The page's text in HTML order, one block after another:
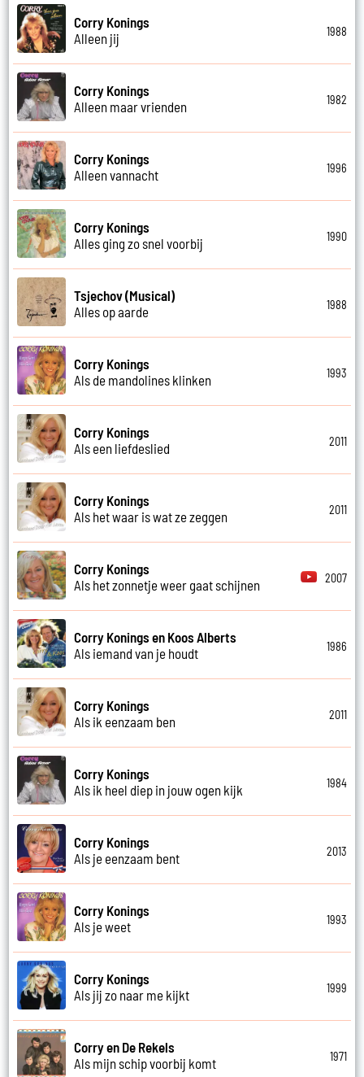
Corry Konings
Alleen jij
1988
Corry Konings
Alleen maar vrienden
1982
Corry Konings
Alleen vannacht
1996
Corry Konings
Alles ging zo snel voorbij
1990
Tsjechov (Musical)
Alles op aarde
1988
Corry Konings
Als de mandolines klinken
1993
Corry Konings
Als een liefdeslied
2011
Corry Konings
Als het waar is wat ze zeggen
2011
Corry Konings
Als het zonnetje weer gaat schijnen
2007
Corry Konings en Koos Alberts
Als iemand van je houdt
1986
Corry Konings
Als ik eenzaam ben
2011
Corry Konings
Als ik heel diep in jouw ogen kijk
1984
Corry Konings
Als je eenzaam bent
2013
Corry Konings
Als je weet
1993
Corry Konings
Als jij zo naar me kijkt
1999
Corry en De Rekels
Als mijn schip voorbij komt
1971